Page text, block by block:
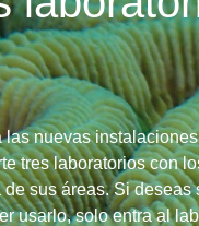
las nuevas
tres laboratorios con
sus áreas. Si deseas
usarlo, solo entra al